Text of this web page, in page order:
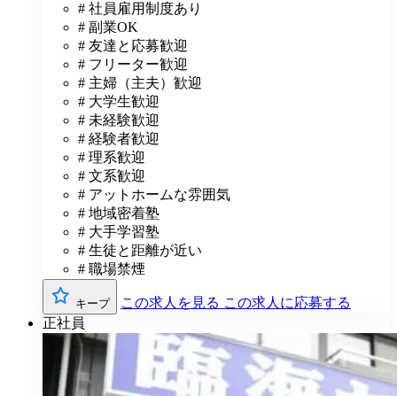
# 社員雇用制度あり
# 副業OK
# 友達と応募歓迎
# フリーター歓迎
# 主婦（主夫）歓迎
# 大学生歓迎
# 未経験歓迎
# 経験者歓迎
# 理系歓迎
# 文系歓迎
# アットホームな雰囲気
# 地域密着塾
# 大手学習塾
# 生徒と距離が近い
# 職場禁煙
キープ この求人を見る この求人に応募する
正社員